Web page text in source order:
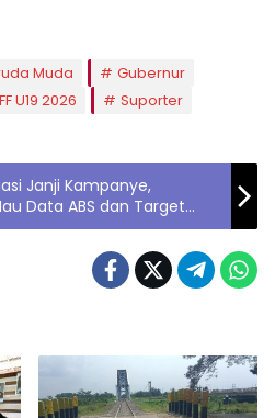
Muda
Gubernur
U19 2026
Suporter
Janji Kampanye,
Data ABS dan Target